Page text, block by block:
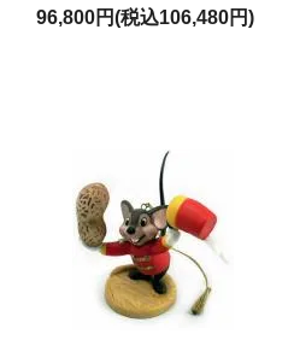
96,800円(税込106,480円)